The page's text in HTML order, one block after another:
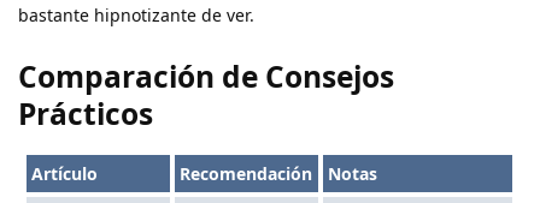
bastante hipnotizante de ver.
Comparación de Consejos
Prácticos
Artículo Recomendación Notas